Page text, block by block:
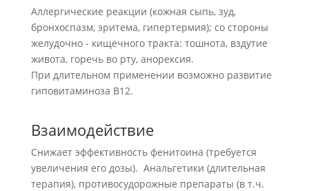
Аллергические реакции (кожная сыпь, зуд,
бронхоспазм, эритема, гипертермия); со стороны
желудочно - кищечного тракта: тошнота, вздутие
живота, горечь во рту, анорексия.
При длительном применении возможно развитие
гиповитаминоза В12.
Взаимодействие
Снижает эффективность фенитоина (требуется
увеличения его дозы). Анальгетики (длительная
терапия), противосудорожные препараты (в т.ч.